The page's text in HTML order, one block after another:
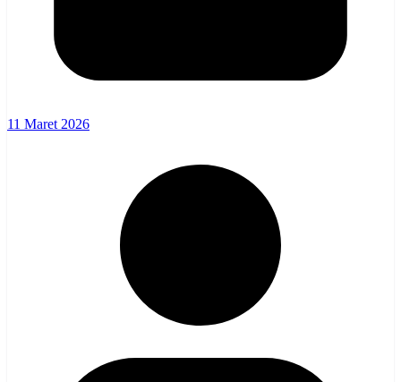
11 Maret 2026